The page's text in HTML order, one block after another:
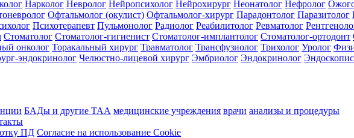
Нарколог Невролог Нейропсихолог Нейрохирург Неонатолог Нефролог
Офтальмолог (окулист) Офтальмолог-хирург Парадонтолог Паразитолог
Психотерапевт Пульмонолог Радиолог Реабилитолог Ревматолог
Стоматолог Стоматолог-гигиенист Стоматолог-имплантолог Стоматолог-ортодонт
онколог Торакальный хирург Травматолог Трансфузиолог Трихолог Уролог
эндокринолог Челюстно-лицевой хирург Эмбриолог Эндокринолог
БАДы и другие ТАА медицинские учреждения врачи анализы и процедуры
ПД Согласие на использование Cookie